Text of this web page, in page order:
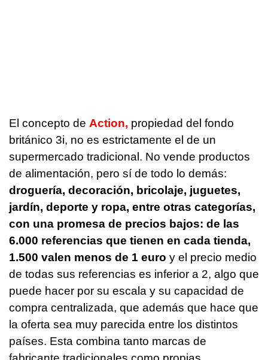
El concepto de Action, propiedad del fondo
británico 3i, no es estrictamente el de un
supermercado tradicional. No vende productos
de alimentación, pero sí de todo lo demás:
droguería, decoración, bricolaje, juguetes,
jardín, deporte y ropa, entre otras categorías,
con una promesa de precios bajos: de las
6.000 referencias que tienen en cada tienda,
1.500 valen menos de 1 euro y el precio medio
de todas sus referencias es inferior a 2, algo que
puede hacer por su escala y su capacidad de
compra centralizada, que además que hace que
la oferta sea muy parecida entre los distintos
países. Esta combina tanto marcas de